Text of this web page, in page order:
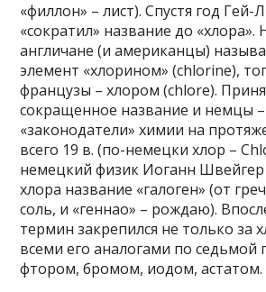
«филлон» – лист). Спустя год Гей-
«сократил» название до «хлора».
англичане (и американцы)
элемент «хлорином» (chlorine),
французы – хлором (chlore).
сокращенное название и немцы –
«законодатели» химии на
всего 19 в. (по-немецки хлор –
немецкий физик Иоганн
хлора название «галоген» (от
соль, и «геннао» – рождаю).
термин закрепился не только за
всеми его аналогами по седьмой
фтором, бромом, иодом, астатом.